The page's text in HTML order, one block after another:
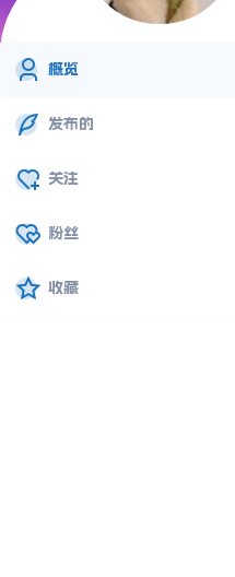
概览
发布的
关注
粉丝
收藏